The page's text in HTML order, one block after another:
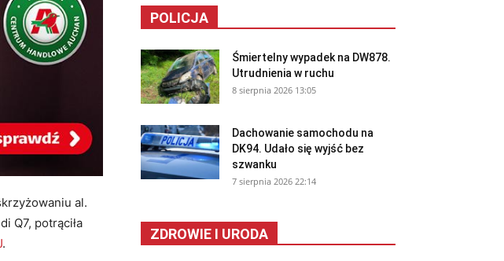
al.
Q7, potrąciła
.
POLICJA
Śmiertelny wypadek na DW878.
Utrudnienia w ruchu
8 sierpnia 2026 13:05
Dachowanie samochodu na
DK94. Udało się wyjść bez
szwanku
7 sierpnia 2026 22:14
ZDROWIE I URODA